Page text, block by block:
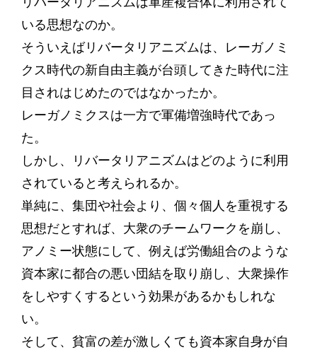
いる思想なのか。
そういえばリバータリアニズムは、レーガノミ
クス時代の新自由主義が台頭してきた時代に注
目されはじめたのではなかったか。
レーガノミクスは一方で軍備増強時代であっ
た。
しかし、リバータリアニズムはどのように利用
されていると考えられるか。
単純に、集団や社会より、個々個人を重視する
思想だとすれば、大衆のチームワークを崩し、
アノミー状態にして、例えば労働組合のような
資本家に都合の悪い団結を取り崩し、大衆操作
をしやすくするという効果があるかもしれな
い。
そして、貧富の差が激しくても資本家自身が自